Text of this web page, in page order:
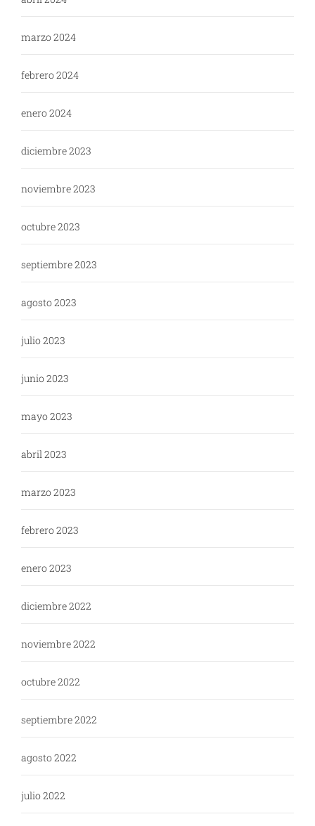
marzo 2024
febrero 2024
enero 2024
diciembre 2023
noviembre 2023
octubre 2023
septiembre 2023
agosto 2023
julio 2023
junio 2023
mayo 2023
abril 2023
marzo 2023
febrero 2023
enero 2023
diciembre 2022
noviembre 2022
octubre 2022
septiembre 2022
agosto 2022
julio 2022